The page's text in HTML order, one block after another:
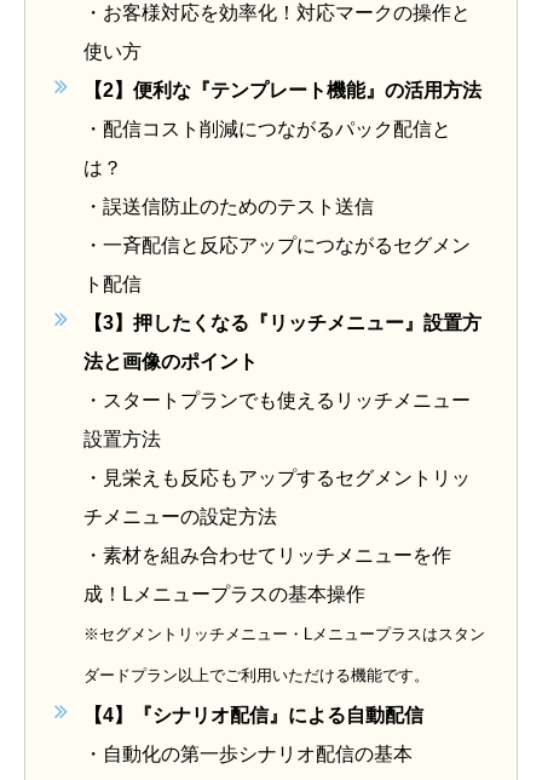
・ お客様対応を効率化！対応マークの操作と
使い方
【2】 便利な『テンプレート機能』の活用方法
・ 配信コスト削減につながるパック配信と
は？
・ 誤送信防止のためのテスト送信
・ 一斉配信と 反応アップにつながるセグメン
ト配信
【3】 押したくなる『リッチメニュー』設置方
法と画像のポイント
・ スタートプランでも使えるリッチメニュー
設置方法
・ 見栄えも反応もアップするセグメントリッ
チメニューの設定方法
・素材を組み合わせてリッチメニューを作
成！Lメニュープラスの基本操作
※セグメントリッチメニュー・Lメニュープラスはスタン
ダードプラン以上でご利用いただける機能です。
【4】『シナリオ配信』による自動配信
・ 自動化の第一歩シナリオ配信の基本